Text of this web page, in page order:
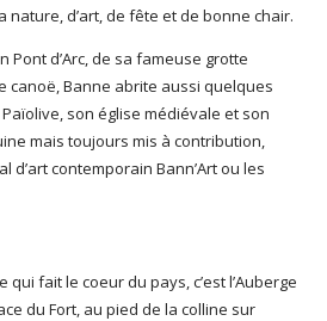
d’art, de fête et de bonne chair.
Pont d’Arc, de sa fameuse grotte
canoë, Banne abrite aussi quelques
son église médiévale et son
mais toujours mis à contribution,
d’art contemporain Bann’Art ou les
qui fait le coeur du pays, c’est l’Auberge
du Fort, au pied de la colline sur